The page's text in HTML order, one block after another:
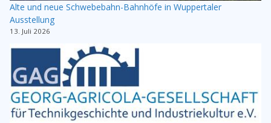
Alte und neue Schwebebahn-Bahnhöfe in Wuppertaler
Ausstellung
13. Juli 2026